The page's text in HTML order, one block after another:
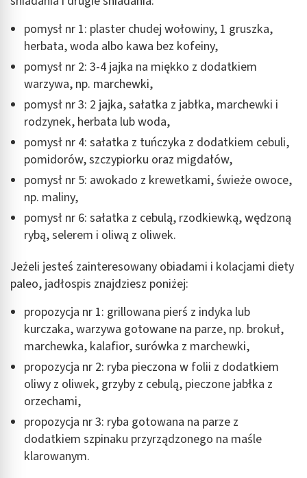
pomysł nr 1: plaster chudej wołowiny, 1 gruszka,
herbata, woda albo kawa bez kofeiny,
pomysł nr 2: 3-4 jajka na miękko z dodatkiem
warzywa, np. marchewki,
pomysł nr 3: 2 jajka, sałatka z jabłka, marchewki i
rodzynek, herbata lub woda,
pomysł nr 4: sałatka z tuńczyka z dodatkiem cebuli,
pomidorów, szczypiorku oraz migdałów,
pomysł nr 5: awokado z krewetkami, świeże owoce,
np. maliny,
pomysł nr 6: sałatka z cebulą, rzodkiewką, wędzoną
rybą, selerem i oliwą z oliwek.
Jeżeli jesteś zainteresowany obiadami i kolacjami diety
paleo, jadłospis znajdziesz poniżej:
propozycja nr 1: grillowana pierś z indyka lub
kurczaka, warzywa gotowane na parze, np. brokuł,
marchewka, kalafior, surówka z marchewki,
propozycja nr 2: ryba pieczona w folii z dodatkiem
oliwy z oliwek, grzyby z cebulą, pieczone jabłka z
orzechami,
propozycja nr 3: ryba gotowana na parze z
dodatkiem szpinaku przyrządzonego na maśle
klarowanym.